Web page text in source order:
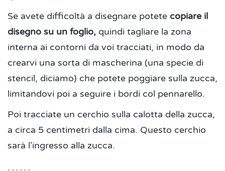
Se avete difficoltà a disegnare potete copiare il
disegno su un foglio, quindi tagliare la zona
interna ai contorni da voi tracciati, in modo da
crearvi una sorta di mascherina (una specie di
stencil, diciamo) che potete poggiare sulla zucca,
limitandovi poi a seguire i bordi col pennarello.
Poi tracciate un cerchio sulla calotta della zucca,
a circa 5 centimetri dalla cima. Questo cerchio
sarà l'ingresso alla zucca.